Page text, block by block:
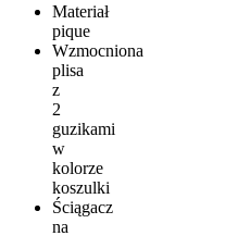
Materiał
pique
Wzmocniona
plisa
z
2
guzikami
w
kolorze
koszulki
Ściągacz
na